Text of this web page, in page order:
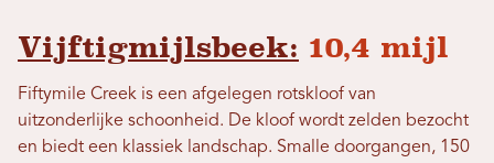
Vijftigmijlsbeek: 10,4 mijl
Fiftymile Creek is een afgelegen rotskloof van
uitzonderlijke schoonheid. De kloof wordt zelden bezocht
en biedt een klassiek landschap. Smalle doorgangen, 150